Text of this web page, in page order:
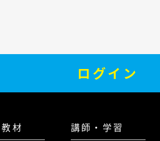
ログイン
材 講師・学習